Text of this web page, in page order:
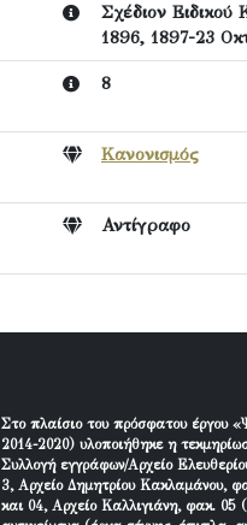
Σχέδιον
1896, 1897-23
8
Κανονισμός
Αντίγραφο
Στο πλαίσιο του πρόσφατου έργου
2014-2020) υλοποιήθηκε η
Συλλογή εγγράφων/Αρχείο
3, Αρχείο Δημητρίου Κακλαμάνου,
και 04, Αρχείο Καλλιγιάνη, φακ. 05